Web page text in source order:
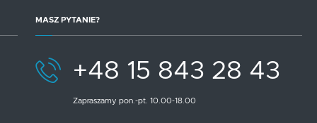
MASZ PYTANIE?
+48 15 843 28 43
Zapraszamy pon.-pt. 10.00-18.00